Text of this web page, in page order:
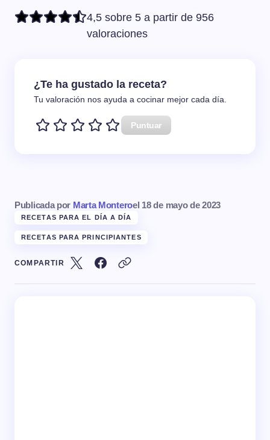
4,5 sobre 5 a partir de 956
valoraciones
¿Te ha gustado la receta?
Tu valoración nos ayuda a cocinar mejor cada día.
Puntuar
Publicada por Marta Monteroel 18 de mayo de 2023
RECETAS PARA EL DÍA A DÍA
RECETAS PARA PRINCIPIANTES
COMPARTIR